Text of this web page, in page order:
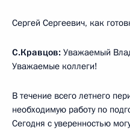
Сергей Сергеевич, как
С.Кравцов: Уважаемый
Уважаемые коллеги!
В течение всего летнего
необходимую работу по
Сегодня с уверенностью